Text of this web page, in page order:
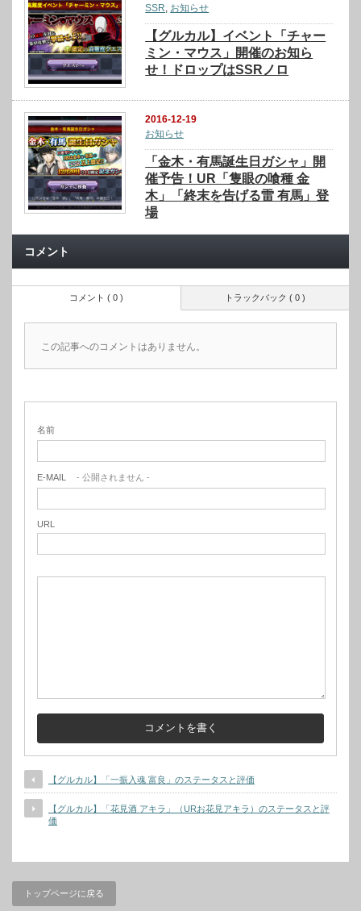
SSR お知らせ
【グルカル】イベント「チャー
ミン・マウス」開催のお知ら
せ！ドロップはSSRノロ
2016-12-19
お知らせ
「金木・有馬誕生日ガシャ」開
催予告！UR「隻眼の喰種 金
木」「終末を告げる雷 有馬」登
場
コメント
トラックバック ( 0 )
コメント ( 0 )
この記事へのコメントはありません。
名前
E-MAIL - 公開されません -
URL
【グルカル】「一振入魂 富良」のステータスと評価
【グルカル】「花見酒 アキラ」（URお花見アキラ）のステータスと評
価
トップページに戻る